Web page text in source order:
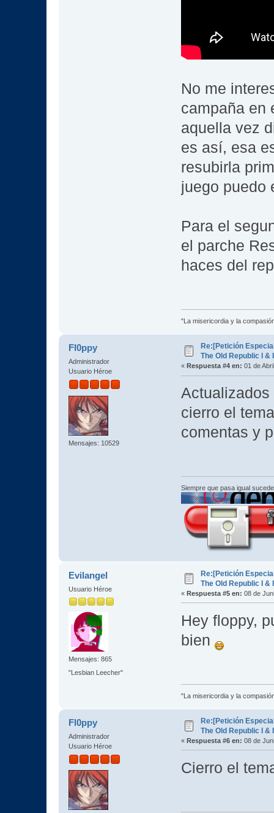
No me
campaña en
aquella vez
es así, esa
resubirla
juego puedo
Para el
el parche
haces del
"La misericordia y la
Fl0ppy
Administrador
Usuario Héroe
Mensajes: 10529
Re:[Petición
The Old Republic I &
« Respuesta #4 en: 01 de
cierro el
comentas y
Siempre que pasa igual
Evilangel
Usuario Héroe
Mensajes: 865
"Lesbian Leecher"
Re:[Petición
The Old Republic I &
« Respuesta #5 en: 08 de
Hey floppy,
bien
"La misericordia y la
Fl0ppy
Administrador
Usuario Héroe
Re:[Petición
The Old Republic I &
« Respuesta #6 en: 08 de
Cierro el